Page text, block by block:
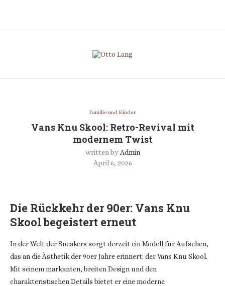
Familie und Kinder
Vans Knu Skool: Retro-Revival mit
modernem Twist
written by Admin
April 6, 2026
Die Rückkehr der 90er: Vans Knu
Skool begeistert erneut
In der Welt der Sneakers sorgt derzeit ein Modell für Aufsehen,
das an die Ästhetik der 90er Jahre erinnert: der Vans Knu Skool.
Mit seinem markanten, breiten Design und den
charakteristischen Details bietet er eine moderne